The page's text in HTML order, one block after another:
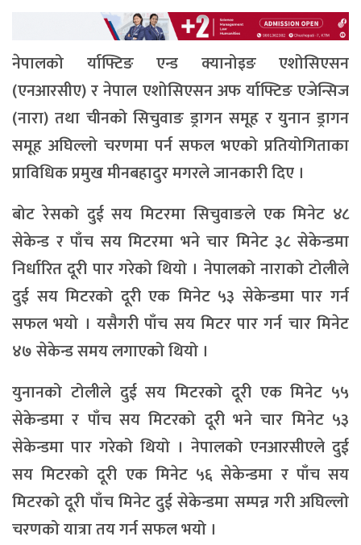
नेपालको र्याफ्टिङ एन्ड क्यानोइङ एशोसिएसन
(एनआरसीए) र नेपाल एशोसिएसन अफ र्याफ्टिङ एजेन्सिज
(नारा) तथा चीनको सिचुवाङ ड्रागन समूह र युनान ड्रागन
समूह अघिल्लो चरणमा पर्न सफल भएको प्रतियोगिताका
प्राविधिक प्रमुख मीनबहादुर मगरले जानकारी दिए ।
बोट रेसको दुई सय मिटरमा सिचुवाङले एक मिनेट ४८
सेकेन्ड र पाँच सय मिटरमा भने चार मिनेट ३८ सेकेन्डमा
निर्धारित दूरी पार गरेको थियो । नेपालको नाराको टोलीले
दुई सय मिटरको दूरी एक मिनेट ५३ सेकेन्डमा पार गर्न
सफल भयो । यसैगरी पाँच सय मिटर पार गर्न चार मिनेट
४७ सेकेन्ड समय लगाएको थियो ।
युनानको टोलीले दुई सय मिटरको दूरी एक मिनेट ५५
सेकेन्डमा र पाँच सय मिटरको दूरी भने चार मिनेट ५३
सेकेन्डमा पार गरेको थियो । नेपालको एनआरसीएले दुई
सय मिटरको दूरी एक मिनेट ५६ सेकेन्डमा र पाँच सय
मिटरको दूरी पाँच मिनेट दुई सेकेन्डमा सम्पन्न गरी अघिल्लो
चरणको यात्रा तय गर्न सफल भयो ।